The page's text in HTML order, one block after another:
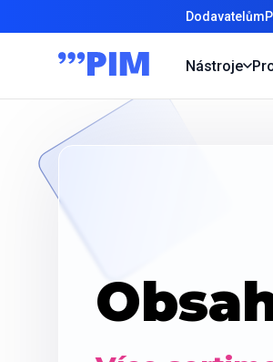
Dodavatelům
Nástroje